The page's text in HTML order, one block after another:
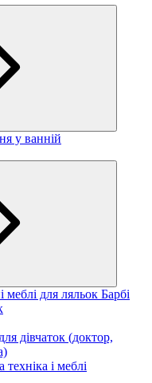
у ванній
меблі для ляльок Барбі
дівчаток (доктор,
і меблі